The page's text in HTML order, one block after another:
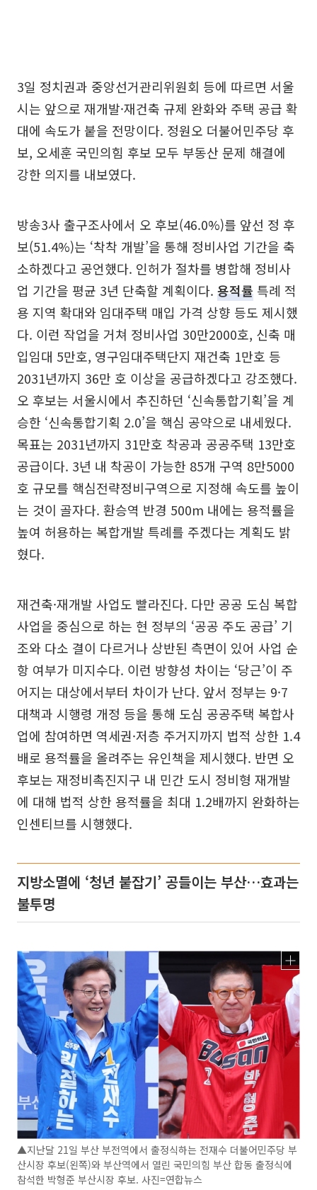
3일 정치권과 중앙선거관리위원회 등에 따르면 서울
시는 앞으로 재개발·재건축 규제 완화와 주택 공급 확
대에 속도가 붙을 전망이다. 정원오 더불어민주당 후
보, 오세훈 국민의힘 후보 모두 부동산 문제 해결에
강한 의지를 내보였다.
방송3사 출구조사에서 오 후보(46.0%)를 앞선 정 후
보(51.4%)는 ‘착착 개발’을 통해 정비사업 기간을 축
소하겠다고 공언했다. 인허가 절차를 병합해 정비사
업 기간을 평균 3년 단축할 계획이다. 용적률 특례 적
용 지역 확대와 임대주택 매입 가격 상향 등도 제시했
다. 이런 작업을 거쳐 정비사업 30만2000호, 신축 매
입임대 5만호, 영구임대주택단지 재건축 1만호 등
2031년까지 36만 호 이상을 공급하겠다고 강조했다.
오 후보는 서울시에서 추진하던 ‘신속통합기획’을 계
승한 ‘신속통합기획 2.0’을 핵심 공약으로 내세웠다.
목표는 2031년까지 31만호 착공과 공공주택 13만호
공급이다. 3년 내 착공이 가능한 85개 구역 8만5000
호 규모를 핵심전략정비구역으로 지정해 속도를 높이
는 것이 골자다. 환승역 반경 500m 내에는 용적률을
높여 허용하는 복합개발 특례를 주겠다는 계획도 밝
혔다.
재건축·재개발 사업도 빨라진다. 다만 공공 도심 복합
사업을 중심으로 하는 현 정부의 ‘공공 주도 공급’ 기
조와 다소 결이 다르거나 상반된 측면이 있어 사업 순
항 여부가 미지수다. 이런 방향성 차이는 ‘당근’이 주
어지는 대상에서부터 차이가 난다. 앞서 정부는 9·7
대책과 시행령 개정 등을 통해 도심 공공주택 복합사
업에 참여하면 역세권·저층 주거지까지 법적 상한 1.4
배로 용적률을 올려주는 유인책을 제시했다. 반면 오
후보는 재정비촉진지구 내 민간 도시 정비형 재개발
에 대해 법적 상한 용적률을 최대 1.2배까지 완화하는
인센티브를 시행했다.
지방소멸에 ‘청년 붙잡기’ 공들이는 부산…효과는
불투명
▲지난달 21일 부산 부전역에서 출정식하는 전재수 더불어민주당 부
산시장 후보(왼쪽)와 부산역에서 열린 국민의힘 부산 합동 출정식에
참석한 박형준 부산시장 후보. 사진=연합뉴스